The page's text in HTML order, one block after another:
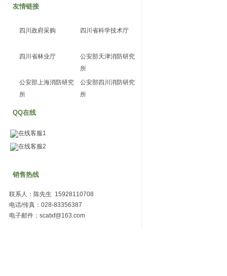
友情链接
四川政府采购 四川省科学技术厅
四川省林业厅
公安部天津消防研究
所
公安部上海消防研究
所
公安部四川消防研究
所
QQ在线
在线客服1
在线客服2
销售热线
联系人：陈先生 15928110708
电话/传真：028-83356387
电子邮件：scatxf@163.com